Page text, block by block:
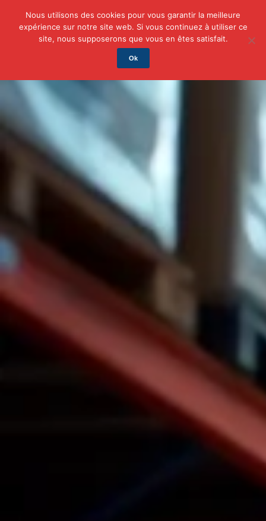
Auto/Moto Business Famille Finance
Nous utilisons des cookies pour vous garantir la meilleure
expérience sur notre site web. Si vous continuez à utiliser ce
site, nous supposerons que vous en êtes satisfait.
Ok